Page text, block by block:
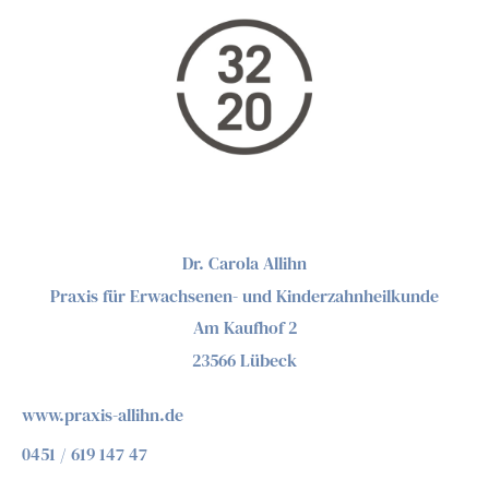
Dr. Carola Allihn
Praxis für Erwachsenen- und Kinderzahnheilkunde
Am Kaufhof 2
23566 Lübeck
www.praxis-allihn.de
0451 / 619 147 47